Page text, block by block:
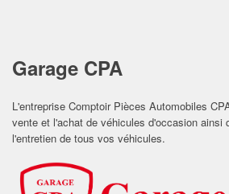
Garage CPA
L'entreprise Comptoir Pièces Automobiles
vente et l'achat de véhicules d'occasion ainsi
l'entretien de tous vos véhicules.